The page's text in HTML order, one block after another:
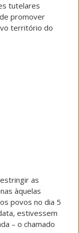
tutelares
promover
território do
as
àquelas
povos no dia 5
estivessem
– o chamado